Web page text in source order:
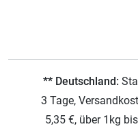
** Deutschland:
3 Tage,
5,35 €, über 1kg